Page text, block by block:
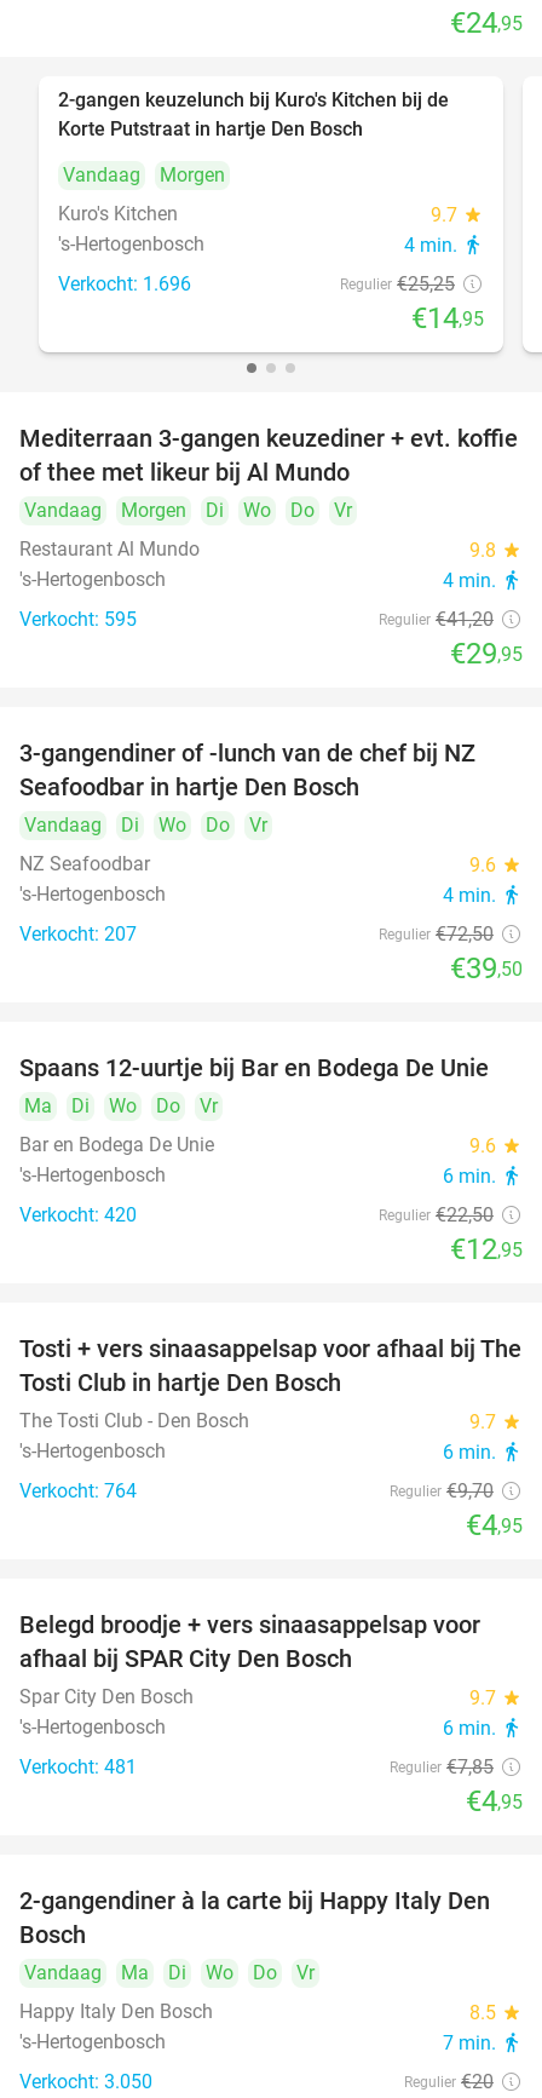
€24,95
2-gangen keuzelunch bij Kuro's Kitchen bij de
Korte Putstraat in hartje Den Bosch
Vandaag
Morgen
Kuro's Kitchen
9.7 star
's-Hertogenbosch 4 min. directions_walk
Verkocht: 1.696 Regulier €25,25
€14,95
27%
Mediterraan 3-gangen keuzediner + evt. koffie
of thee met likeur bij Al Mundo
Vandaag Morgen Di Wo Do
Vr
Restaurant Al Mundo
9.8 star
's-Hertogenbosch 4 min. directions_walk
Verkocht: 595 Regulier €41,20
€29,95
46%
3-gangendiner of -lunch van de chef bij NZ
Seafoodbar in hartje Den Bosch
Vandaag Di Wo Do
Vr
NZ Seafoodbar
9.6 star
's-Hertogenbosch 4 min. directions_walk
Verkocht: 207 Regulier €72,50
€39,50
42%
Spaans 12-uurtje bij Bar en Bodega De Unie
Ma Di Wo Do
Vr
Bar en Bodega De Unie
9.6 star
's-Hertogenbosch 6 min. directions_walk
Verkocht: 420 Regulier €22,50
€12,95
49%
Tosti + vers sinaasappelsap voor afhaal bij The
Tosti Club in hartje Den Bosch
The Tosti Club - Den Bosch 9.7 star
's-Hertogenbosch 6 min. directions_walk
Verkocht: 764 Regulier €9,70
€4,95
37%
Belegd broodje + vers sinaasappelsap voor
afhaal bij SPAR City Den Bosch
Spar City Den Bosch 9.7 star
's-Hertogenbosch 6 min. directions_walk
Verkocht: 481 Regulier €7,85
€4,95
35%
2-gangendiner à la carte bij Happy Italy Den
Bosch
Vandaag Ma Di Wo Do
Vr
Happy Italy Den Bosch
8.5 star
's-Hertogenbosch 7 min. directions_walk
Verkocht: 3.050 Regulier €20